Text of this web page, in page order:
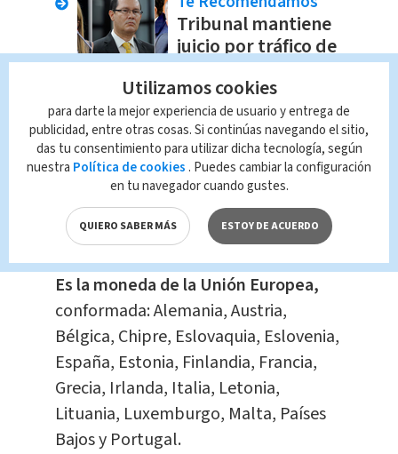
Tribunal mantiene
juicio por tráfico de
influencias contra
Celso Gamboa,
Johnny Araya y
Berenice Smith
Nacional
Redacción
Multimedios
¿Qué es el euro?
Es la moneda de la Unión Europea,
conformada: Alemania, Austria,
Bélgica, Chipre, Eslovaquia, Eslovenia,
España, Estonia, Finlandia, Francia,
Grecia, Irlanda, Italia, Letonia,
Lituania, Luxemburgo, Malta, Países
Bajos y Portugal.
Utilizamos cookies
para darte la mejor experiencia de usuario y entrega de
publicidad, entre otras cosas. Si continúas navegando el sitio,
das tu consentimiento para utilizar dicha tecnología, según
nuestra Política de cookies . Puedes cambiar la configuración
en tu navegador cuando gustes.
QUIERO SABER MÁS ESTOY DE ACUERDO